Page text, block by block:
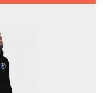
de 280g/m²,
est choisi pour sa
tout en restant
pour mettre en